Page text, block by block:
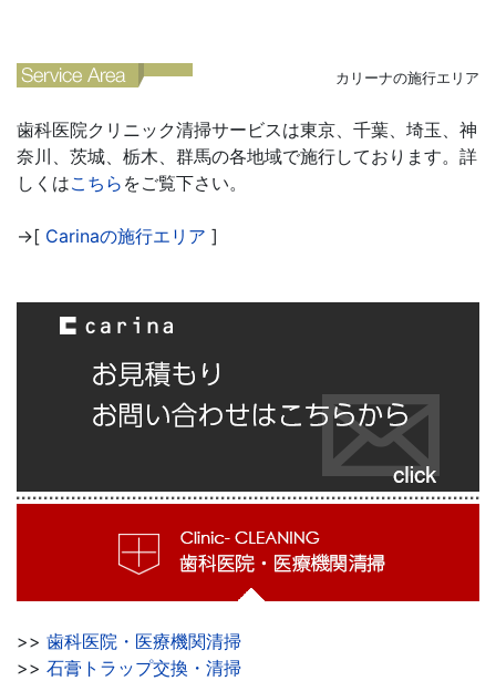
カリーナの施行エリア
歯科医院クリニック清掃サービスは東京、千葉、埼玉、神
奈川、茨城、栃木、群馬の各地域で施行しております。詳
しくはこちら をご覧下さい。
→[ Carinaの施行エリア ]
>> 歯科医院・医療機関清掃
>> 石膏トラップ交換・清掃